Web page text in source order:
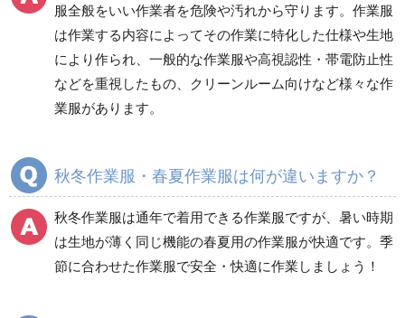
防災グッズ（防災セット） 救急医療品
健康管理器具 季節商品 ウイルス対策用品
商品カテゴリ一覧
秋冬長袖
食品産業用長袖
食品産業用半袖
秋冬長袖
服全般をいい作業者を危険や汚れから守ります。作業服
は作業する内容によってその作業に特化した仕様や生地
により作られ、一般的な作業服や高視認性・帯電防止性
などを重視したもの、クリーンルーム向けなど様々な作
業服があります。
秋冬作業服・春夏作業服は何が違いますか？
秋冬作業服は通年で着用できる作業服ですが、暑い時期
は生地が薄く同じ機能の春夏用の作業服が快適です。季
節に合わせた作業服で安全・快適に作業しましょう！